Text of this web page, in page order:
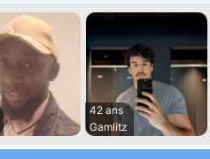
42 ans
Gamlitz